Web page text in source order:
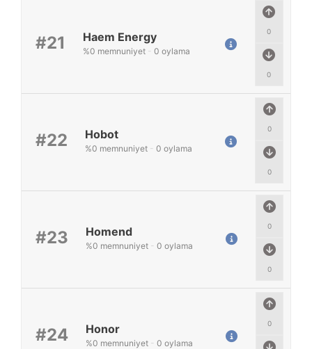
#21
0
0
Haem Energy
%0 memnuniyet - 0 oylama
#22
0
0
Hobot
%0 memnuniyet - 0 oylama
#23
0
0
Homend
%0 memnuniyet - 0 oylama
#24
0
Honor
%0 memnuniyet - 0 oylama